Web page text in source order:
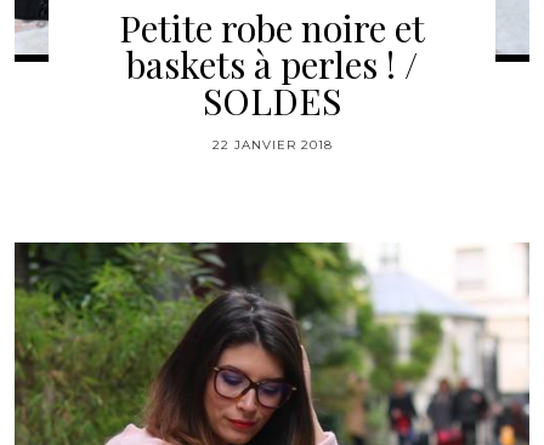
Petite robe noire et
baskets à perles ! /
SOLDES
22 JANVIER 2018